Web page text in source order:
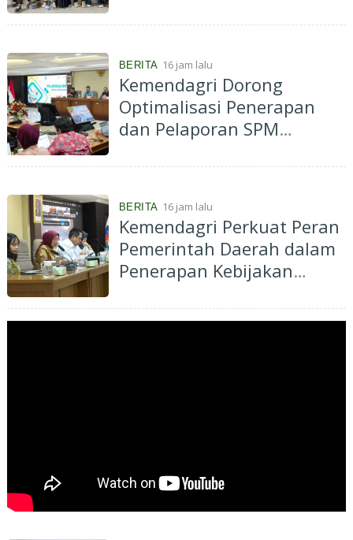
Kelawat
BERITA 16 jam lalu
Kemendagri Dorong
Optimalisasi Penerapan
dan Pelaporan SPM
Selatan Tahun 2026
BERITA 16 jam lalu
Kemendagri Perkuat Peran
Pemerintah Daerah dalam
Penerapan Kebijakan
Transmigrasi